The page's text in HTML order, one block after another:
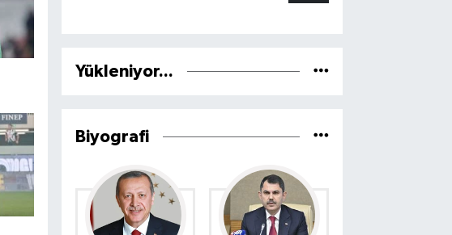
Yükleniyor...
Biyografi